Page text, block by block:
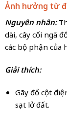
Ảnh hưởng từ
Nguyên nhân:
dài, cây cối ngã
các bộ phận của
Giải thích:
Gãy đổ cột
sạt lở đất.